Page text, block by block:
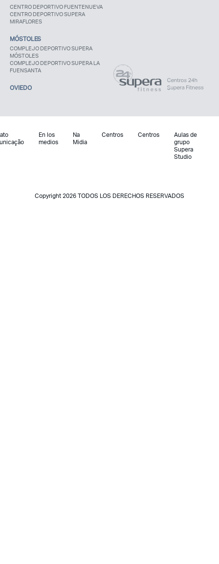
CENTRO DEPORTIVO FUENTENUEVA
CENTRO DEPORTIVO SUPERA
MIRAFLORES
MÓSTOLES
COMPLEJO DEPORTIVO SUPERA
MÓSTOLES
COMPLEJO DEPORTIVO SUPERA LA
FUENSANTA
OVIEDO
En los
medios
Na
Midia
Centros Centros
Aulas de
grupo
Supera
Studio
Copyright 2026 TODOS LOS DERECHOS RESERVADOS